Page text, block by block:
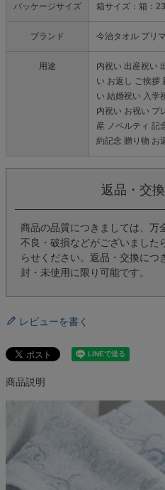
パッケージサイズ 箱サイズ：箱：
ブランド 今治タオル プリ
用途
内祝い 出産祝い
い お返し ご挨拶
い 結婚祝い 入学
内祝い お祝い プ
産 ノベルティ 記
約記念 贈り物 お
返品・交
商品の品質につきましては、万
不良・破損などがございました
らせください。返品・交換につ
封・未使用に限り可能です。
レビューを書く
商品説明